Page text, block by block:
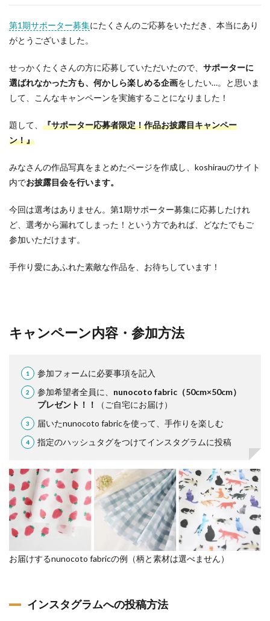
第1期サポーター募集にたくさんのご応募をいただき、本当にあり
がとうございました。
せっかくたくさんの方に応募していただいたので、 サポーターに
選ばれなかった方も、何かしら楽しめる企画をしたい…。と思いま
して、こんなキャンペーンを実施することになりました！
題して、 『サポーター応募者限定！作品お披露目キャンペー
ン！』
みなさんの作品写真をまとめたページを作成し、koshirauのサイト
内でお披露目会を行います。
今回は選考はありません。第1期サポーター募集に応募したけれ
ど、選考から漏れてしまった！という方であれば、どなたでもご
参加いただけます。
手作り愛にあふれた素敵な作品を、お待ちしています！
キャンペーン内容・参加方法
参加フォームに必要事項を記入
参加希望者全員に、 nunocoto fabric（50cm×50cm）
プレゼント！！
（ご自宅にお届け）
届いたnunocoto fabricを使って、手作りを楽しむ
指定のハッシュタグをつけてインスタグラムに投稿
お届けするnunocoto fabricの例（柄と素材は選べません）
インスタグラムへの投稿方法